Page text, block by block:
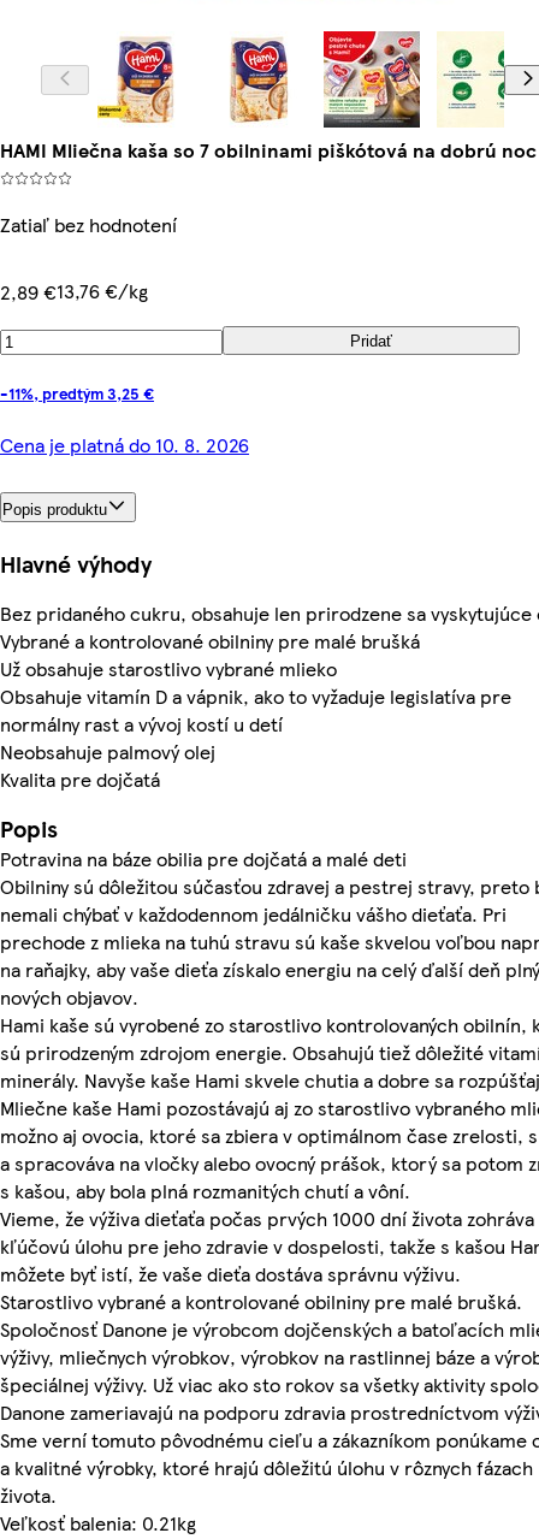
HAMI Mliečna kaša so 7 obilninami piškótová na dobrú noc
Zatiaľ bez hodnotení
2,89 €13,76 €/kg
Pridať
-11%, predtým 3,25 €
Cena je platná do 10. 8. 2026
Popis produktu
Hlavné výhody
Bez pridaného cukru, obsahuje len prirodzene sa
Vybrané a kontrolované obilniny pre malé brušká
Už obsahuje starostlivo vybrané mlieko
Obsahuje vitamín D a vápnik, ako to vyžaduje legislatíva pre
normálny rast a vývoj kostí u detí
Neobsahuje palmový olej
Kvalita pre dojčatá
Popis
Potravina na báze obilia pre dojčatá a malé deti
Obilniny sú dôležitou súčasťou zdravej a pestrej stravy, preto
nemali chýbať v každodennom jedálničku vášho dieťaťa. Pri
prechode z mlieka na tuhú stravu sú kaše skvelou voľbou
na raňajky, aby vaše dieťa získalo energiu na celý ďalší deň plný
nových objavov.
Hami kaše sú vyrobené zo starostlivo kontrolovaných obilnín,
sú prirodzeným zdrojom energie. Obsahujú tiež dôležité
minerály. Navyše kaše Hami skvele chutia a dobre sa
Mliečne kaše Hami pozostávajú aj zo starostlivo vybraného
možno aj ovocia, ktoré sa zbiera v optimálnom čase zrelosti,
a spracováva na vločky alebo ovocný prášok, ktorý sa potom
s kašou, aby bola plná rozmanitých chutí a vôní.
Vieme, že výživa dieťaťa počas prvých 1000 dní života zohráva
kľúčovú úlohu pre jeho zdravie v dospelosti, takže s kašou
môžete byť istí, že vaše dieťa dostáva správnu výživu.
Starostlivo vybrané a kontrolované obilniny pre malé brušká.
Spoločnosť Danone je výrobcom dojčenských a batoľacích
výživy, mliečnych výrobkov, výrobkov na rastlinnej báze a
špeciálnej výživy. Už viac ako sto rokov sa všetky aktivity
Danone zameriavajú na podporu zdravia prostredníctvom
Sme verní tomuto pôvodnému cieľu a zákazníkom ponúkame
a kvalitné výrobky, ktoré hrajú dôležitú úlohu v rôznych
života.
Veľkosť balenia: 0.21kg